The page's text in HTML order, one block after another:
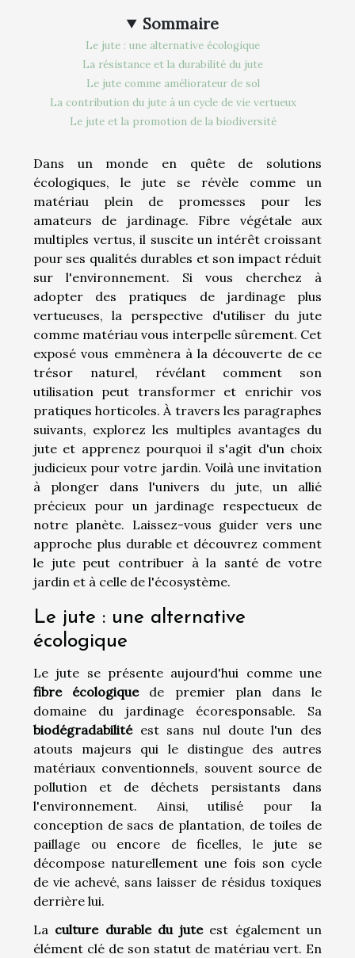
Sommaire
Le jute : une alternative écologique
La résistance et la durabilité du jute
Le jute comme améliorateur de sol
La contribution du jute à un cycle de vie vertueux
Le jute et la promotion de la biodiversité
Dans un monde en quête de solutions
écologiques, le jute se révèle comme un
matériau plein de promesses pour les
amateurs de jardinage. Fibre végétale aux
multiples vertus, il suscite un intérêt croissant
pour ses qualités durables et son impact réduit
sur l'environnement. Si vous cherchez à
adopter des pratiques de jardinage plus
vertueuses, la perspective d'utiliser du jute
comme matériau vous interpelle sûrement. Cet
exposé vous emmènera à la découverte de ce
trésor naturel, révélant comment son
utilisation peut transformer et enrichir vos
pratiques horticoles. À travers les paragraphes
suivants, explorez les multiples avantages du
jute et apprenez pourquoi il s'agit d'un choix
judicieux pour votre jardin. Voilà une invitation
à plonger dans l'univers du jute, un allié
précieux pour un jardinage respectueux de
notre planète. Laissez-vous guider vers une
approche plus durable et découvrez comment
le jute peut contribuer à la santé de votre
jardin et à celle de l'écosystème.
Le jute : une alternative
écologique
Le jute se présente aujourd'hui comme une
fibre écologiquede premier plan dans le
domaine du jardinage écoresponsable. Sa
biodégradabilitéest sans nul doute l'un des
atouts majeurs qui le distingue des autres
matériaux conventionnels, souvent source de
pollution et de déchets persistants dans
l'environnement. Ainsi, utilisé pour la
conception de sacs de plantation, de toiles de
paillage ou encore de ficelles, le jute se
décompose naturellement une fois son cycle
de vie achevé, sans laisser de résidus toxiques
derrière lui.
La culture durable du juteest également un
élément clé de son statut de matériau vert. En